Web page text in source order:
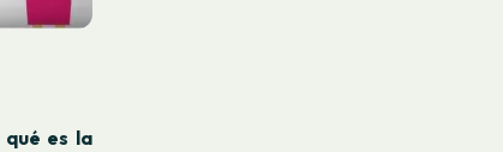
qué es la